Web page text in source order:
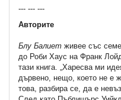
--- --- ---
Авторите
Блу Балиет живее със
до Роби Хаус на Франк
тази книга. „Харесва ми
дървено, нещо, което не е
това, разбира се, да е